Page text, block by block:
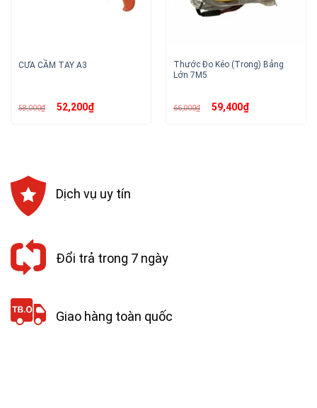
CƯA CẦM TAY A3
58,000₫ Giá
gốc
52,200₫Giá
Thước Đo Kéo (Trong) Bảng
Lớn 7M5
66,000₫ Giá
gốc59,400₫Giá
Dịch vụ uy tín
Đổi trả trong 7 ngày
Giao hàng toàn quốc